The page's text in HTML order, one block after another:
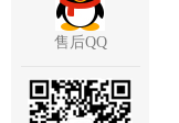
售后QQ